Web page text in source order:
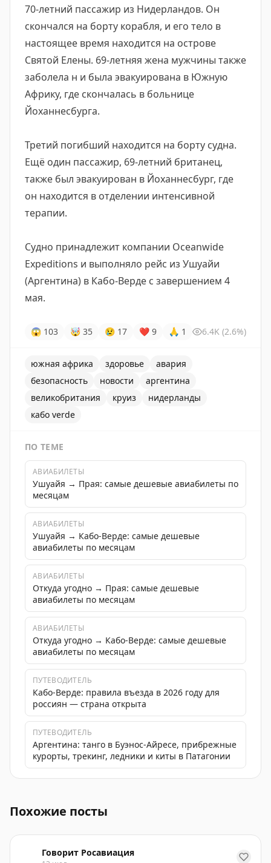
70-летний пассажир из Нидерландов. Он
скончался на борту корабля, и его тело в
настоящее время находится на острове
Святой Елены. 69-летняя жена мужчины также
заболела н и была эвакуирована в Южную
Африку, где скончалась в больнице
Йоханнесбурга.
Третий погибший находится на борту судна.
Ещё один пассажир, 69-летний британец,
также был эвакуирован в Йоханнесбург, где
он находится в отделении интенсивной
терапии.
Судно принадлежит компании Oceanwide
Expeditions и выполняло рейс из Ушуайи
(Аргентина) в Кабо-Верде с завершением 4
мая.
😱 103 🤯 35 😢 17 ❤ 9 🙏 1 6.4K (2.6%)
южная африка здоровье
авария
безопасность
новости
аргентина
великобритания
круиз
нидерланды
кабо verde
ПО ТЕМЕ
АВИАБИЛЕТЫ
Ушуайя → Прая: самые дешевые авиабилеты по
месяцам
АВИАБИЛЕТЫ
Ушуайя → Кабо-Верде: самые дешевые
авиабилеты по месяцам
АВИАБИЛЕТЫ
Откуда угодно → Прая: самые дешевые
авиабилеты по месяцам
АВИАБИЛЕТЫ
Откуда угодно → Кабо-Верде: самые дешевые
авиабилеты по месяцам
ПУТЕВОДИТЕЛЬ
Кабо-Верде: правила въезда в 2026 году для
россиян — страна открыта
ПУТЕВОДИТЕЛЬ
Аргентина: танго в Буэнос-Айресе, прибрежные
курорты, трекинг, ледники и киты в Патагонии
Похожие посты
Говорит Росавиация